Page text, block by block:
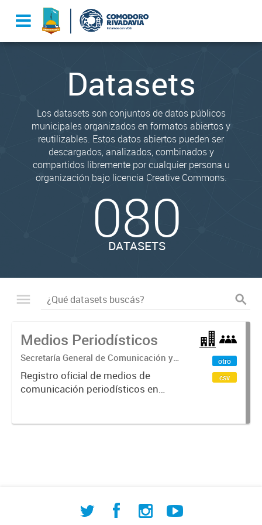
Datasets
Los datasets son conjuntos de datos públicos
municipales organizados en formatos abiertos y
reutilizables. Estos datos abiertos pueden ser
descargados, analizados, combinados y
compartidos libremente por cualquier persona u
organización bajo licencia Creative Commons.
080
DATASETS
Medios Periodísticos
Secretaría General de Comunicación y
de Relaciones Institucionales
Registro oficial de medios de
comunicación periodísticos en
digitales. Contiene información
otro
csv